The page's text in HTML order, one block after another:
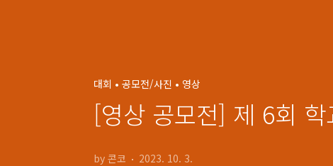
대회 • 공모전/사진 • 영상
[영상 공모전] 제 6회
by 콘코 2023. 10. 3.